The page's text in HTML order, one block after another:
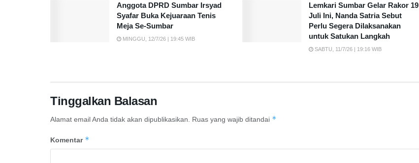
Anggota DPRD Sumbar Irsyad
Syafar Buka Kejuaraan Tenis
Meja Se-Sumbar
MINGGU, 12/7/26 | 19:45 WIB
Lemkari Sumbar Gelar Rakor 19
Juli Ini, Nanda Satria Sebut
Perlu Segera Dilaksanakan
untuk Satukan Langkah
SABTU, 11/7/26 | 19:16 WIB
Tinggalkan Balasan
Alamat email Anda tidak akan dipublikasikan. Ruas yang wajib ditandai *
Komentar *